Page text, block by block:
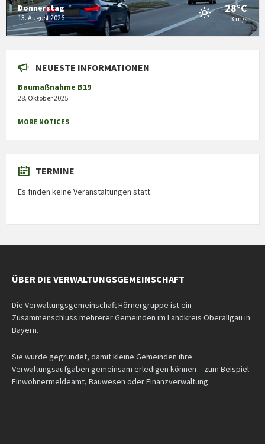
Donnerstag
13. August 2026
28°C
3 m/s
NEUESTE INFORMATIONEN
Baumaßnahme B19
28. Oktober 2025
MORE NOTICES
TERMINE
Es finden keine Veranstaltungen statt.
ÜBER DIE VERWALTUNGSGEMEINSCHAFT
Die Verwaltungsgemeinschaft Hörnergruppe ist ein
Zusammenschluss mehrerer Gemeinden im Landkreis Oberallgäu in
Bayern.
Sie wurde gegründet, damit kleine Gemeinden ihre
Verwaltungsaufgaben gemeinsam erledigen können – zum Beispiel
Einwohnermeldeamt, Bauwesen oder Finanzverwaltung.